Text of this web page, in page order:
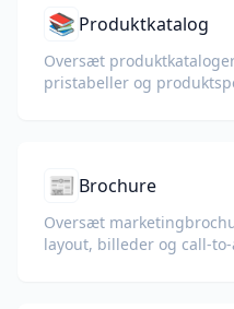
📚 Produktkatalog
Oversæt
pristabeller og
📰 Brochure
Oversæt
layout, billeder og call-